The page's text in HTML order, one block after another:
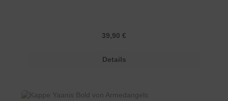
Regulärer Preis:
39,90 €
Details